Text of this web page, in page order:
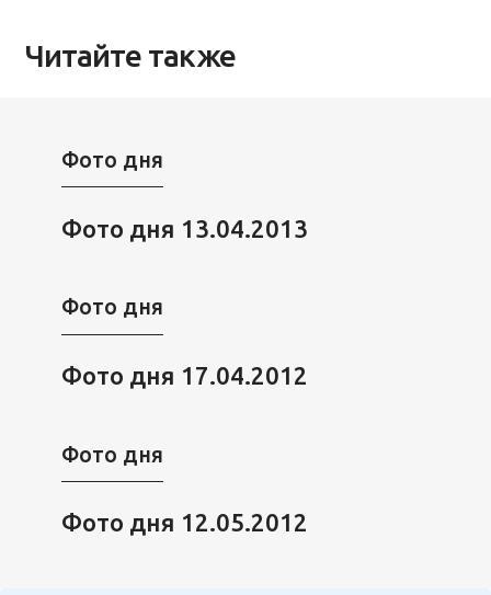
Читайте также
Фото дня
Фото дня 13.04.2013
Фото дня
Фото дня 17.04.2012
Фото дня
Фото дня 12.05.2012